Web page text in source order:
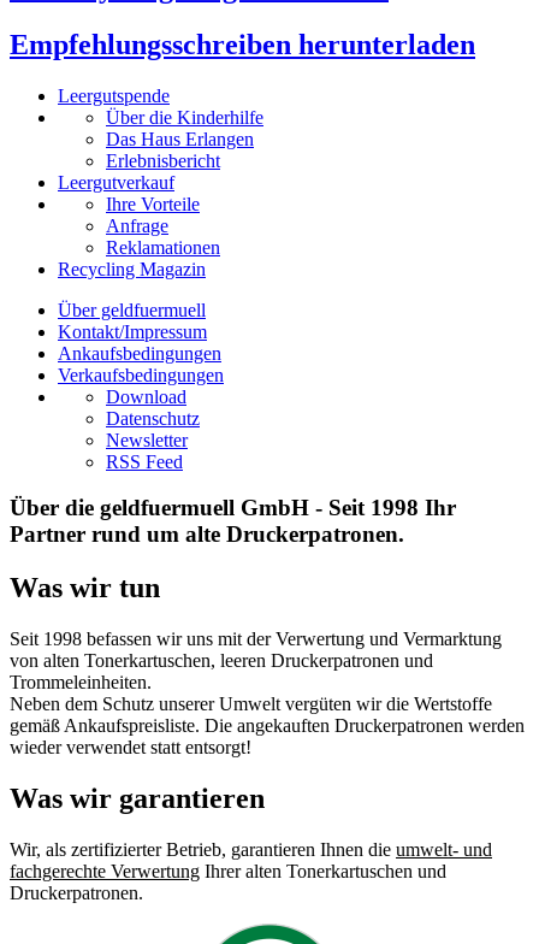
Empfehlungsschreiben herunterladen
Leergutspende
Über die Kinderhilfe
Das Haus Erlangen
Erlebnisbericht
Leergutverkauf
Ihre Vorteile
Anfrage
Reklamationen
Recycling Magazin
Über geldfuermuell
Kontakt/Impressum
Ankaufsbedingungen
Verkaufsbedingungen
Download
Datenschutz
Newsletter
RSS Feed
Über die geldfuermuell GmbH - Seit 1998 Ihr
Partner rund um alte Druckerpatronen.
Was wir tun
Seit 1998 befassen wir uns mit der Verwertung und Vermarktung
von alten Tonerkartuschen, leeren Druckerpatronen und
Trommeleinheiten.
Neben dem Schutz unserer Umwelt vergüten wir die Wertstoffe
gemäß Ankaufspreisliste. Die angekauften Druckerpatronen werden
wieder verwendet statt entsorgt!
Was wir garantieren
Wir, als zertifizierter Betrieb, garantieren Ihnen die umwelt- und
fachgerechte Verwertung Ihrer alten Tonerkartuschen und
Druckerpatronen.